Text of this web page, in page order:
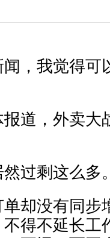
，我觉得可
，外卖大
过剩这么多
没有同步
得不延长工